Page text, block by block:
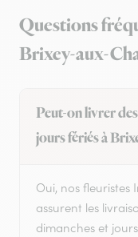
Questions
Brixey-aux-
Peut-on livrer
jours fériés à
Oui, nos
assurent les
dimanches et